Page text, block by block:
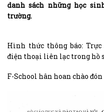
danh sách những học
trường.
Hình thức thông báo:
điện thoại liên lạc trong hồ
F-School hân hoan chào đón